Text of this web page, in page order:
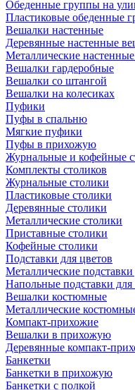
Обеденные группы на
Пластиковые обеденные
Вешалки настенные
Деревянные настенные
Металлические
Вешалки гардеробные
Вешалки со штангой
Вешалки на колесиках
Пуфики
Пуфы в спальню
Мягкие пуфики
Пуфы в прихожую
Журнальные и кофейные
Комплекты столиков
Журнальные столики
Пластиковые столики
Деревянные столики
Металлические столики
Приставные столики
Кофейные столики
Подставки для цветов
Металлические подставки
Напольные подставки для
Вешалки костюмные
Металлические
Компакт-прихожие
Вешалки в прихожую
Деревянные компакт-
Банкетки
Банкетки в прихожую
Банкетки с полкой